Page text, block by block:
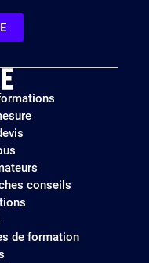
conseils
de formation